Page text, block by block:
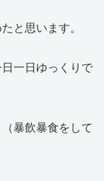
と思います。
一日ゆっくりで
暴飲暴食をして